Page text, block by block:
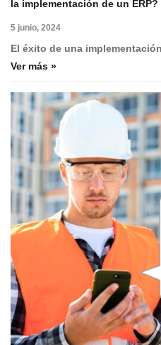
la implementación de un ERP?
5 junio, 2024
El éxito de una
Ver más »